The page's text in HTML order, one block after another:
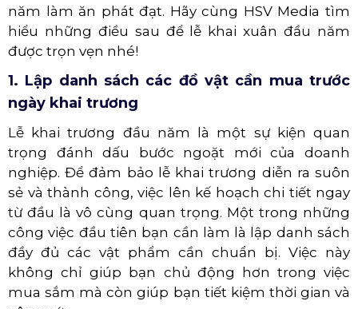
năm làm ăn phát đạt. Hãy cùng HSV Media tìm
hiểu những điều sau để lễ khai xuân đầu năm
được trọn vẹn nhé!
1. Lập danh sách các đồ vật cần mua trước
ngày khai trương
Lễ khai trương đầu năm là một sự kiện quan
trọng đánh dấu bước ngoặt mới của doanh
nghiệp. Để đảm bảo lễ khai trương diễn ra suôn
sẻ và thành công, việc lên kế hoạch chi tiết ngay
từ đầu là vô cùng quan trọng. Một trong những
công việc đầu tiên bạn cần làm là lập danh sách
đầy đủ các vật phẩm cần chuẩn bị. Việc này
không chỉ giúp bạn chủ động hơn trong việc
mua sắm mà còn giúp bạn tiết kiệm thời gian và